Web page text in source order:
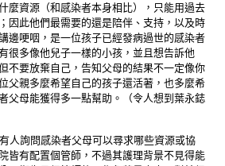
麼資源（和感染者本身相比），只能用過去
因此他們最需要的還是陪伴、支持，以及時
邊哽咽，是一位孩子已經發病過世的感染者
很多像他兒子一樣的小孩，並且想告訴他
不要放棄自己，告知父母的結果不一定像你
父親多麼希望自己的孩子還活著，也多麼希
父母能獲得多一點幫助。（令人想到葉永鋕
人詢問感染者父母可以尋求哪些資源或協
皆有配置個管師，不過其護理背景不見得能